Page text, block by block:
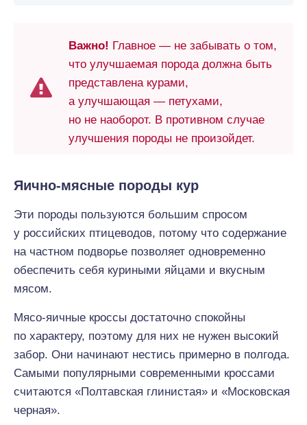
Важно! Главное — не забывать о том,
что улучшаемая порода должна быть
представлена курами,
а улучшающая — петухами,
но не наоборот. В противном случае
улучшения породы не произойдет.
Яично-мясные породы кур
Эти породы пользуются большим спросом
у российских птицеводов, потому что содержание
на частном подворье позволяет одновременно
обеспечить себя куриными яйцами и вкусным
мясом.
Мясо-яичные кроссы достаточно спокойны
по характеру, поэтому для них не нужен высокий
забор. Они начинают нестись примерно в полгода.
Самыми популярными современными кроссами
считаются «Полтавская глинистая» и «Московская
черная».